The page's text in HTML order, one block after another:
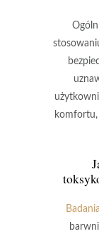
komfortu,